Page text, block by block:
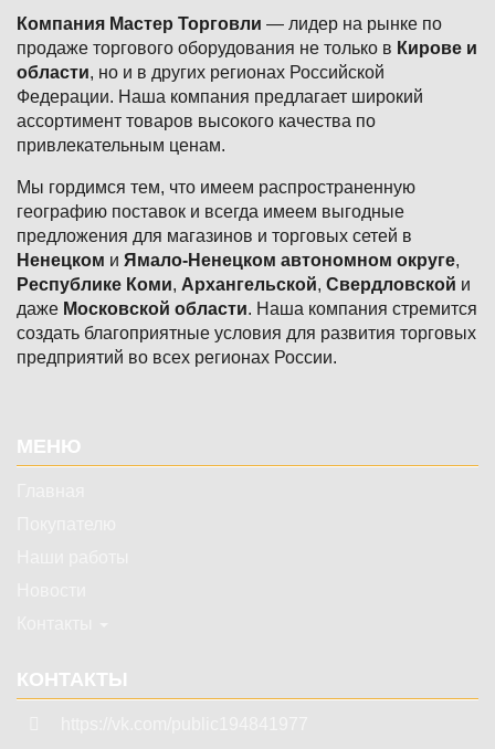
Компания Мастер Торговли — лидер на рынке по
продаже торгового оборудования не только в Кирове и
области, но и в других регионах Российской
Федерации. Наша компания предлагает широкий
ассортимент товаров высокого качества по
привлекательным ценам.
Мы гордимся тем, что имеем распространенную
географию поставок и всегда имеем выгодные
предложения для магазинов и торговых сетей в
Ненецком и Ямало-Ненецком автономном округе,
Республике Коми, Архангельской, Свердловской и
даже Московской области. Наша компания стремится
создать благоприятные условия для развития торговых
предприятий во всех регионах России.
МЕНЮ
КОНТАКТЫ